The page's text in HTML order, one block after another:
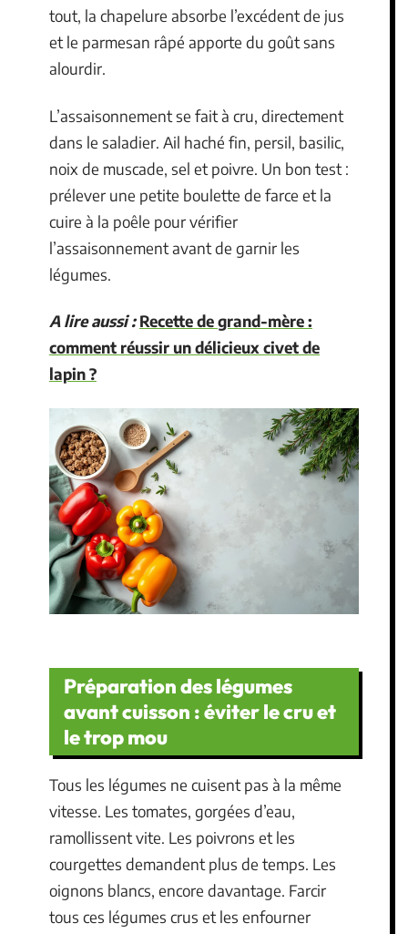
tout, la chapelure absorbe l’excédent de jus
et le parmesan râpé apporte du goût sans
alourdir.
L’assaisonnement se fait à cru, directement
dans le saladier. Ail haché fin, persil, basilic,
noix de muscade, sel et poivre. Un bon test :
prélever une petite boulette de farce et la
cuire à la poêle pour vérifier
l’assaisonnement avant de garnir les
légumes.
A lire aussi : Recette de grand-mère :
comment réussir un délicieux civet de
lapin ?
Préparation des légumes
avant cuisson : éviter le cru et
le trop mou
Tous les légumes ne cuisent pas à la même
vitesse. Les tomates, gorgées d’eau,
ramollissent vite. Les poivrons et les
courgettes demandent plus de temps. Les
oignons blancs, encore davantage. Farcir
tous ces légumes crus et les enfourner